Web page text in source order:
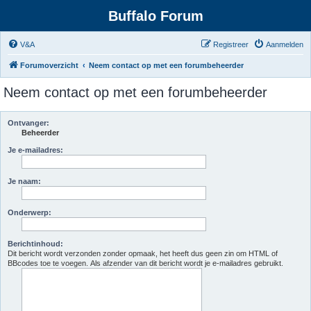
Buffalo Forum
V&A Aanmelden
Registreer
Forumoverzicht Neem contact op met een forumbeheerder
Neem contact op met een forumbeheerder
Ontvanger:
Beheerder
Je e-mailadres:
Je naam:
Onderwerp:
Berichtinhoud:
Dit bericht wordt verzonden zonder opmaak, het heeft dus geen zin om HTML of
BBcodes toe te voegen. Als afzender van dit bericht wordt je e-mailadres gebruikt.